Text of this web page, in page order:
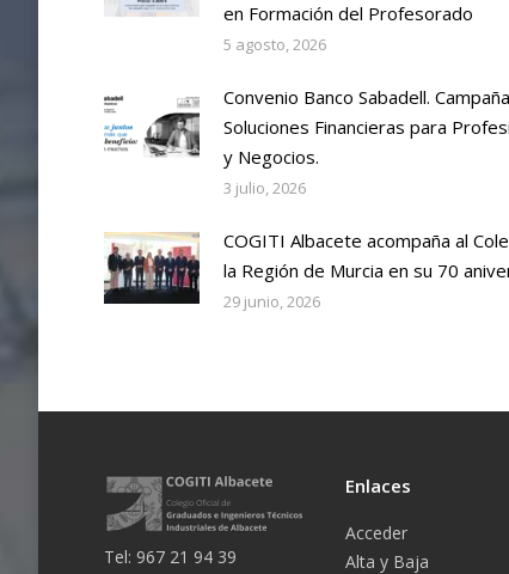
en Formación del Profesorado
5 agosto, 2026
Convenio Banco Sabadell. Campaña
Soluciones Financieras para
y Negocios.
3 julio, 2026
COGITI Albacete acompaña al
la Región de Murcia en su 70
29 junio, 2026
Tel: 967 21 94 39
Enlaces
Acceder
Alta y Baja